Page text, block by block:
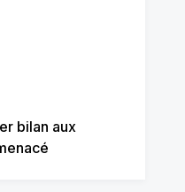
bilan aux